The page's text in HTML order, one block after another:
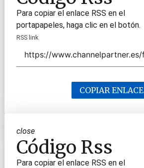
Para copiar el enlace RSS en el
portapapeles, haga clic en el botón.
RSS link
COPIAR ENLACE
close
Código Rss
Para copiar el enlace RSS en el